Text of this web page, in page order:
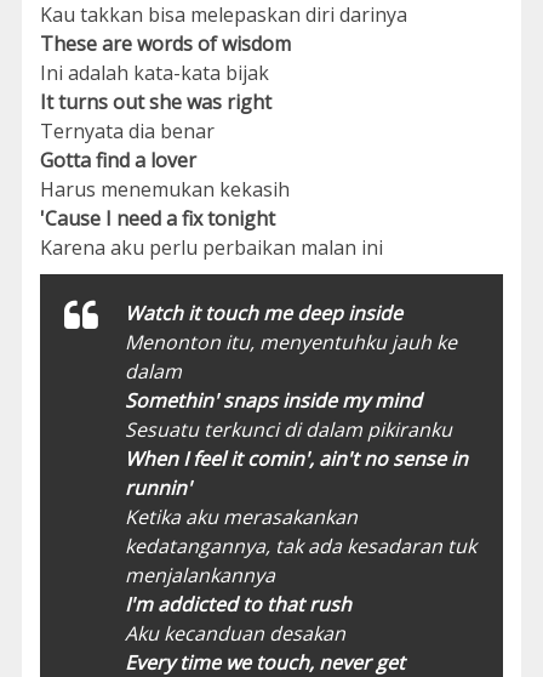
Kau takkan bisa melepaskan diri darinya
These are words of wisdom
Ini adalah kata-kata bijak
It turns out she was right
Ternyata dia benar
Gotta find a lover
Harus menemukan kekasih
'Cause I need a fix tonight
Karena aku perlu perbaikan malan ini
Watch it touch me deep inside
Menonton itu, menyentuhku jauh ke
dalam
Somethin' snaps inside my mind
Sesuatu terkunci di dalam pikiranku
When I feel it comin', ain't no sense in
runnin'
Ketika aku merasakankan
kedatangannya, tak ada kesadaran tuk
menjalankannya
I'm addicted to that rush
Aku kecanduan desakan
Every time we touch, never get